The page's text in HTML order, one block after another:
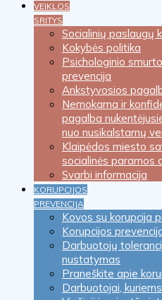
VEIKLOS
SRITYS
Socialinių paslaugų
Kokybės politika
Psichologinio
prevencija
Ankstyvosios
Nemokama ir
pagalba
nuo nusikalstamų
Klaipėdos miesto
socialinės paramos
Svarbi informacija
KORUPCIJOS
PREVENCIJA
Kovos su korupcija
Korupcijos
Darbuotojų
nustatymas
Praneškite apie
Darbuotojai,